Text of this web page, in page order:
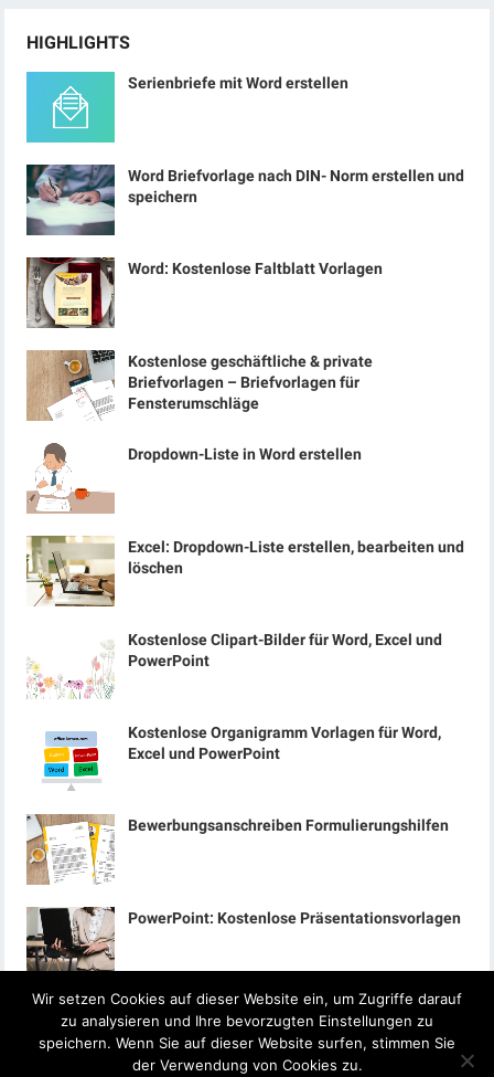
HIGHLIGHTS
Serienbriefe mit Word erstellen
Word Briefvorlage nach DIN- Norm erstellen und
speichern
Word: Kostenlose Faltblatt Vorlagen
Kostenlose geschäftliche & private
Briefvorlagen – Briefvorlagen für
Fensterumschläge
Dropdown-Liste in Word erstellen
Excel: Dropdown-Liste erstellen, bearbeiten und
löschen
Kostenlose Clipart-Bilder für Word, Excel und
PowerPoint
Kostenlose Organigramm Vorlagen für Word,
Excel und PowerPoint
Bewerbungsanschreiben Formulierungshilfen
PowerPoint: Kostenlose Präsentationsvorlagen
Wir setzen Cookies auf dieser Website ein, um Zugriffe darauf
zu analysieren und Ihre bevorzugten Einstellungen zu
speichern. Wenn Sie auf dieser Website surfen, stimmen Sie
der Verwendung von Cookies zu.